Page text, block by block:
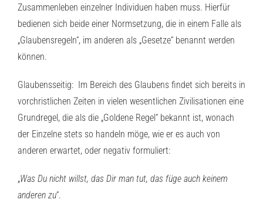
Zusammenleben einzelner Individuen haben muss. Hierfür
bedienen sich beide einer Normsetzung, die in einem Falle als
„Glaubensregeln“, im anderen als „Gesetze“ benannt werden
können.
Glaubensseitig: Im Bereich des Glaubens findet sich bereits in
vorchristlichen Zeiten in vielen wesentlichen Zivilisationen eine
Grundregel, die als die „Goldene Regel“ bekannt ist, wonach
der Einzelne stets so handeln möge, wie er es auch von
anderen erwartet, oder negativ formuliert:
„Was Du nicht willst, das Dir man tut, das füge auch keinem
anderen zu“.